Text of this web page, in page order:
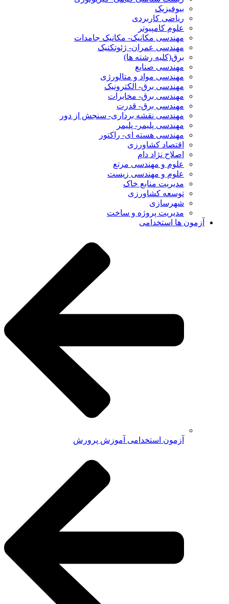
بیوفیزیک
ریاضی کاربردی
علوم کامپیوتر
مهندسی مکانیک- مکانیک جامدات
مهندسی عمران- ژئوتکنیک
برق(کلیه رشته ها)
مهندسی صنایع
مهندسی مواد و متالورژی
مهندسی برق- الکترونیک
مهندسی برق- مخابرات
مهندسی برق- قدرت
مهندسی نقشه برداری- سنجش از دور
مهندسی پلیمر- پلیمر
مهندسی هسته ای- راکتور
اقتصاد کشاورزی
اصلاح نژاد دام
علوم و مهندسی مرتع
علوم و مهندسی زیست
مدیریت منابع خاک
توسعه کشاورزی
شهرسازی
مدیریت پروژه و ساخت
آزمون ها استخدامی
آزمون استخدامی آموزش پرورش